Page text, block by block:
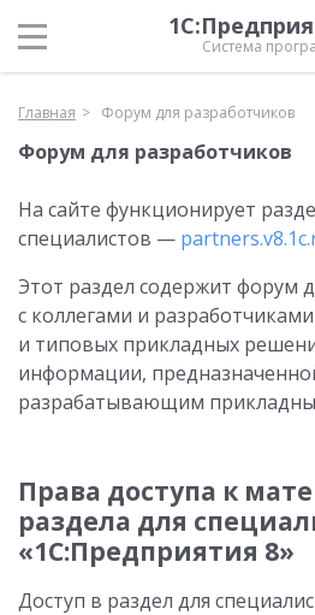
Система
Главная Форум для разработчиков
Форум для разработчиков
На сайте функционирует
специалистов —
Этот раздел содержит форум
с коллегами и
и типовых прикладных
информации,
разрабатывающим
Права доступа к
раздела для
«1С:Предприятия 8»
Доступ в раздел для